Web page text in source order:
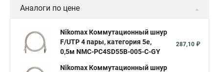
Аналоги по цене
Nikomax Коммутационный шнур
F/UTP 4 пары, категория 5е,
0,5м NMC-PC4SD55B-005-C-GY
287,10 ₽
Nikomax Коммутационный шнур